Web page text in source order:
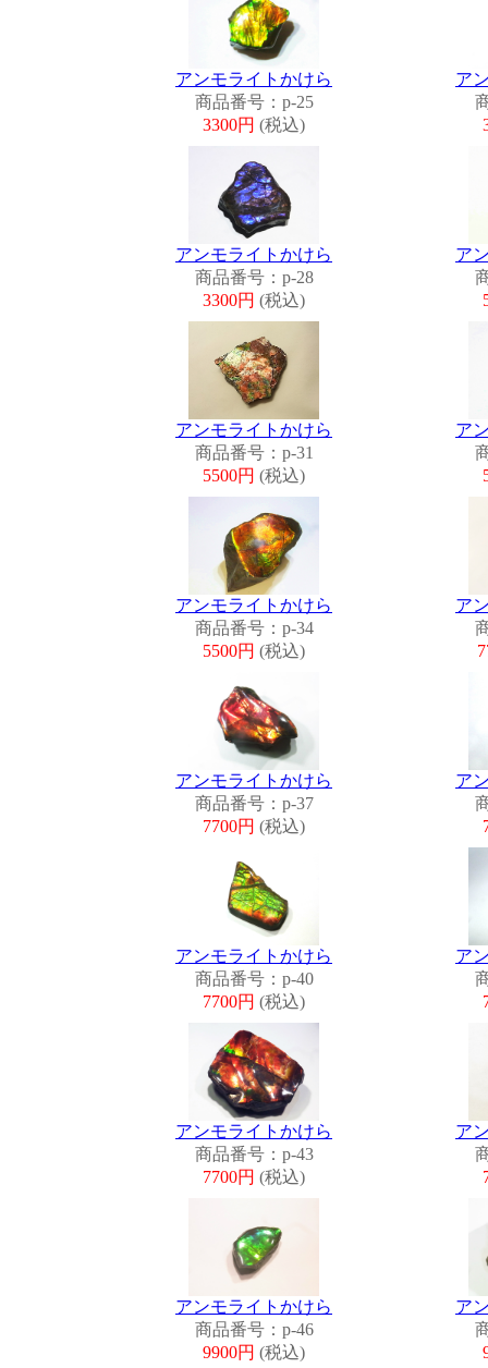
アンモライトかけら
商品番号：p-25
3300円 (税込)
ア
アンモライトかけら
商品番号：p-28
3300円 (税込)
ア
アンモライトかけら
商品番号：p-31
5500円 (税込)
ア
アンモライトかけら
商品番号：p-34
5500円 (税込)
ア
アンモライトかけら
商品番号：p-37
7700円 (税込)
ア
アンモライトかけら
商品番号：p-40
7700円 (税込)
ア
アンモライトかけら
商品番号：p-43
7700円 (税込)
ア
アンモライトかけら
商品番号：p-46
9900円 (税込)
ア